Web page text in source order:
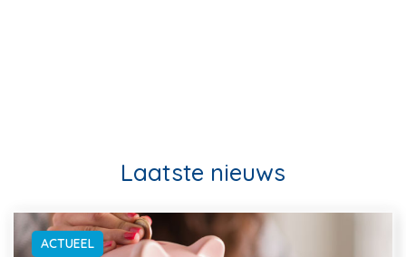
Laatste nieuws
ACTUEEL